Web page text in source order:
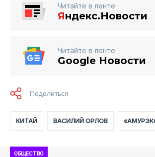
Читайте в ленте
Яндекс.Новости
Читайте в ленте
Google Новости
КИТАЙ ВАСИЛИЙ ОРЛОВ
ОБЩЕСТВО